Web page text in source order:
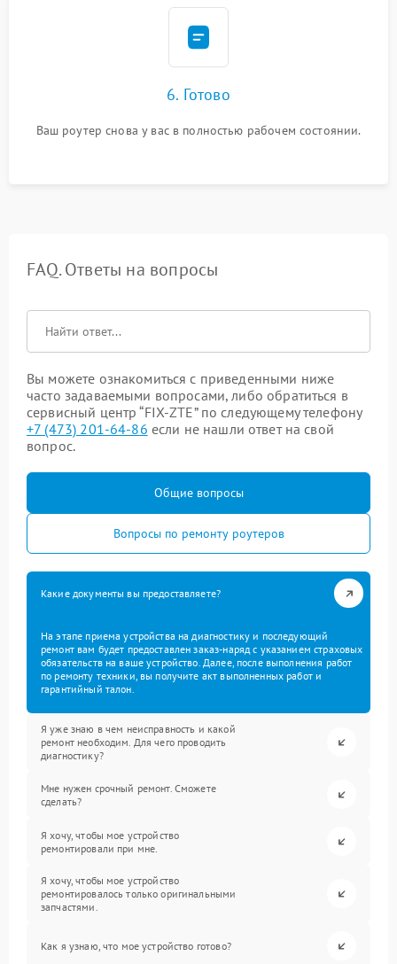
6. Готово
Ваш роутер снова у вас в полностью рабочем состоянии.
FAQ. Ответы на вопросы
Вы можете ознакомиться с приведенными ниже
часто задаваемыми вопросами, либо обратиться в
сервисный центр “FIX-ZTE” по следующему телефону
+7 (473) 201-64-86 если не нашли ответ на свой
вопрос.
Общие вопросы
Вопросы по ремонту роутеров
Какие документы вы предоставляете?
На этапе приема устройства на диагностику и последующий
ремонт вам будет предоставлен заказ-наряд с указанием страховых
обязательств на ваше устройство. Далее, после выполнения работ
по ремонту техники, вы получите акт выполненных работ и
гарантийный талон.
Я уже знаю в чем неисправность и какой
ремонт необходим. Для чего проводить
диагностику?
Мне нужен срочный ремонт. Сможете
сделать?
Я хочу, чтобы мое устройство
ремонтировали при мне.
Я хочу, чтобы мое устройство
ремонтировалось только оригинальными
запчастями.
Как я узнаю, что мое устройство готово?